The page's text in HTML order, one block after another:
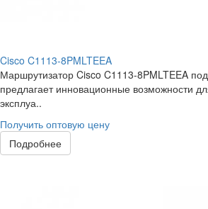
Cisco C1113-8PMLTEEA
Маршрутизатор Cisco C1113-8PMLTEEA
предлагает инновационные возможности
эксплуа..
Получить оптовую цену
Подробнее